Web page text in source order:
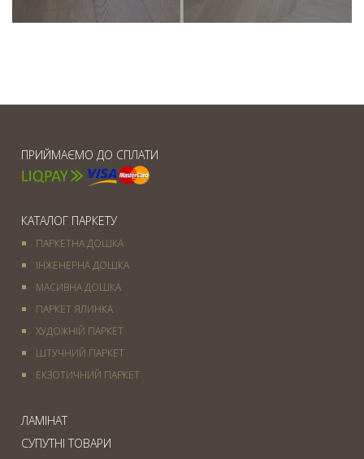
ПРИЙМАЄМО ДО СПЛАТИ
КАТАЛОГ ПАРКЕТУ
ПАРКЕТНА ДОШКА
ІНЖЕНЕРНА ДОШКА
МАСИВНА ДОШКА
ПАРКЕТ ЯЛИНКА
ХУДОЖНІЙ ПАРКЕТ
ШТУЧНИЙ ПАРКЕТ
ЕКЗОТИЧНИЙ ПАРКЕТ
ЛАМІНАТ
СУПУТНІ ТОВАРИ